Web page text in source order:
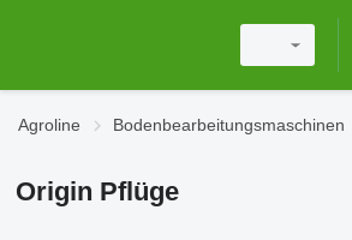
Agroline Bodenbearbeitungsmaschinen
Origin Pflüge